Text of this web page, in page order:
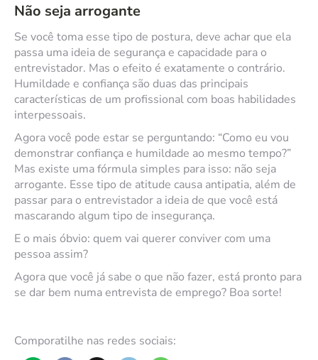
Não seja arrogante
Se você toma esse tipo de postura, deve achar que ela
passa uma ideia de segurança e capacidade para o
entrevistador. Mas o efeito é exatamente o contrário.
Humildade e confiança são duas das principais
características de um profissional com boas habilidades
interpessoais.
Agora você pode estar se perguntando: “Como eu vou
demonstrar confiança e humildade ao mesmo tempo?”
Mas existe uma fórmula simples para isso: não seja
arrogante. Esse tipo de atitude causa antipatia, além de
passar para o entrevistador a ideia de que você está
mascarando algum tipo de insegurança.
E o mais óbvio: quem vai querer conviver com uma
pessoa assim?
Agora que você já sabe o que não fazer, está pronto para
se dar bem numa entrevista de emprego? Boa sorte!
Comporatilhe nas redes sociais: